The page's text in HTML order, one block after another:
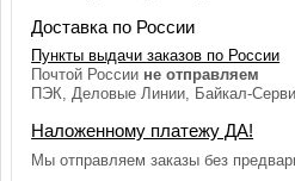
Доставка по России
Пункты выдачи заказов по России
Почтой России не отправляем
ПЭК, Деловые Линии, Байкал-
Наложенному платежу ДА!
Мы отправляем заказы без